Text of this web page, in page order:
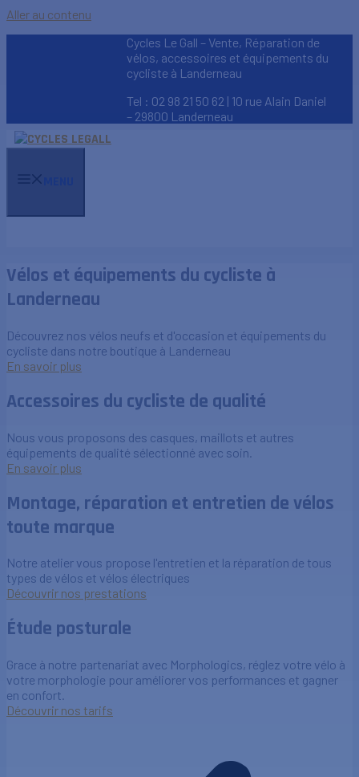
Aller au contenu
Cycles Le Gall – Vente, Réparation de
vélos, accessoires et équipements du
cycliste à Landerneau
Tel : 02 98 21 50 62 | 10 rue Alain Daniel
– 29800 Landerneau
Vélos et équipements du cycliste à
Landerneau
Découvrez nos vélos neufs et d'occasion et équipements du
cycliste dans notre boutique à Landerneau
En savoir plus
Accessoires du cycliste de qualité
Nous vous proposons des casques, maillots et autres
équipements de qualité sélectionné avec soin.
En savoir plus
Montage, réparation et entretien de vélos
toute marque
Notre atelier vous propose l'entretien et la réparation de tous
types de vélos et vélos électriques
Découvrir nos prestations
Étude posturale
Grace à notre partenariat avec Morphologics, réglez votre vélo à
votre morphologie pour améliorer vos performances et gagner
en confort.
Découvrir nos tarifs